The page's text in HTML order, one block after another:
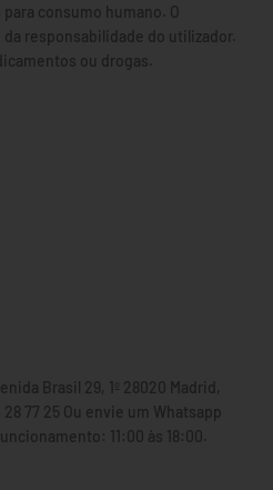
consumo humano. O
responsabilidade do utilizador.
ou drogas.
Brasil 29, 1º 28020 Madrid,
77 25 Ou envie um Whatsapp
11:00 às 18:00.